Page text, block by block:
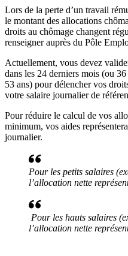
Lors de la perte d’un travail
le montant des allocations
droits au chômage changent
renseigner auprès du Pôle
Actuellement, vous devez
dans les 24 derniers mois (ou
53 ans) pour délencher vos
votre salaire journalier de
Pour réduire le calcul de vos
minimum, vos aides
journalier.
Pour les petits salaires
l’allocation nette
Pour les hauts salaires
l’allocation nette